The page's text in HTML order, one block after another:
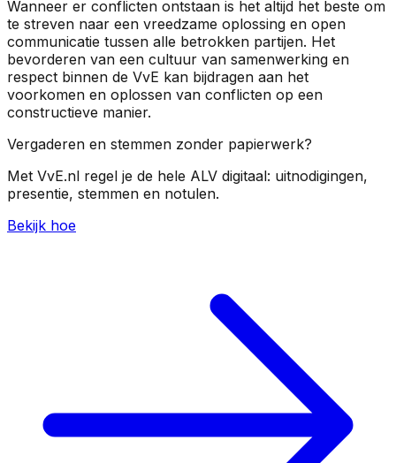
Wanneer er conflicten ontstaan is het altijd het beste om
te streven naar een vreedzame oplossing en open
communicatie tussen alle betrokken partijen. Het
bevorderen van een cultuur van samenwerking en
respect binnen de VvE kan bijdragen aan het
voorkomen en oplossen van conflicten op een
constructieve manier.
Vergaderen en stemmen zonder papierwerk?
Met VvE.nl regel je de hele ALV digitaal: uitnodigingen,
presentie, stemmen en notulen.
Bekijk hoe